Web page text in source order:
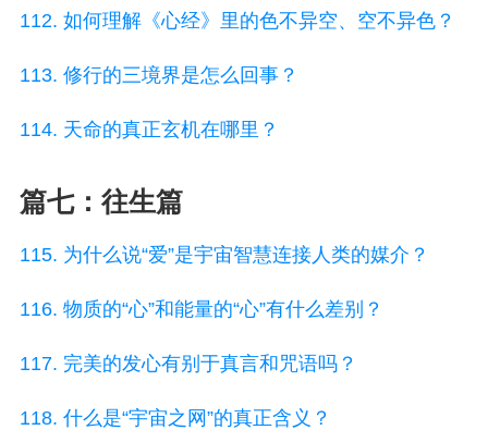
112. 如何理解《心经》里的色不异空、空不异色？
113. 修行的三境界是怎么回事？
114. 天命的真正玄机在哪里？
篇七：往生篇
115. 为什么说“爱”是宇宙智慧连接人类的媒介？
116. 物质的“心”和能量的“心”有什么差别？
117. 完美的发心有别于真言和咒语吗？
118. 什么是“宇宙之网”的真正含义？